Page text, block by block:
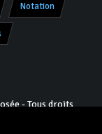
Notation
- Tous droits